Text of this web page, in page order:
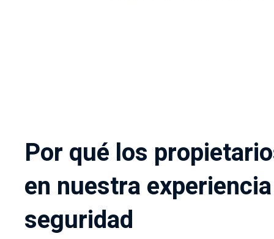
Por qué los
en nuestra
seguridad